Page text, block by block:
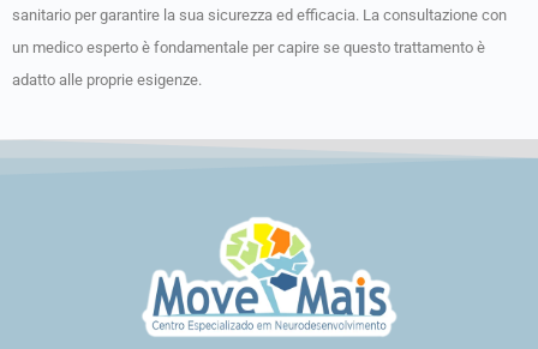
sanitario per garantire la sua sicurezza ed efficacia. La consultazione con
un medico esperto è fondamentale per capire se questo trattamento è
adatto alle proprie esigenze.